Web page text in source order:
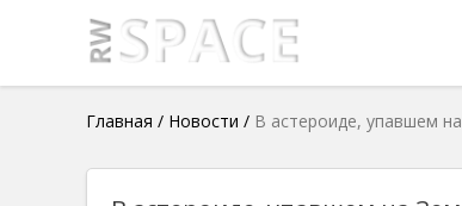
Главная / Новости / В астероиде, упавшем